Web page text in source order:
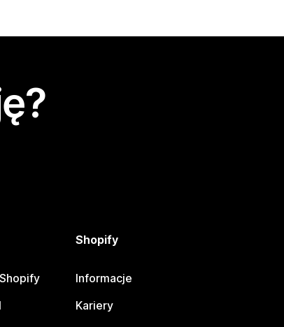
Shopify
Informacje
Kariery